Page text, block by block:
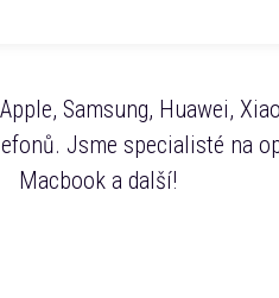
Samsung, Huawei,
Jsme specialisté na
Macbook a další!